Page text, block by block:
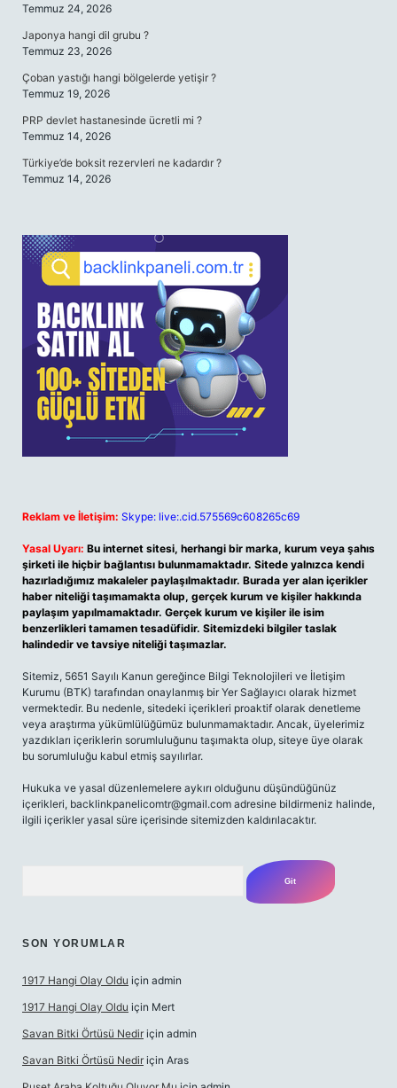
Temmuz 24, 2026
Japonya hangi dil grubu ?
Temmuz 23, 2026
Çoban yastığı hangi bölgelerde yetişir ?
Temmuz 19, 2026
PRP devlet hastanesinde ücretli mi ?
Temmuz 14, 2026
Türkiye’de boksit rezervleri ne kadardır ?
Temmuz 14, 2026
Reklam ve İletişim: Skype: live:.cid.575569c608265c69
Yasal Uyarı: Bu internet sitesi, herhangi bir marka, kurum veya şahıs
şirketi ile hiçbir bağlantısı bulunmamaktadır. Sitede yalnızca kendi
hazırladığımız makaleler paylaşılmaktadır. Burada yer alan içerikler
haber niteliği taşımamakta olup, gerçek kurum ve kişiler hakkında
paylaşım yapılmamaktadır. Gerçek kurum ve kişiler ile isim
benzerlikleri tamamen tesadüfidir. Sitemizdeki bilgiler taslak
halindedir ve tavsiye niteliği taşımazlar.
Sitemiz, 5651 Sayılı Kanun gereğince Bilgi Teknolojileri ve İletişim
Kurumu (BTK) tarafından onaylanmış bir Yer Sağlayıcı olarak hizmet
vermektedir. Bu nedenle, sitedeki içerikleri proaktif olarak denetleme
veya araştırma yükümlülüğümüz bulunmamaktadır. Ancak, üyelerimiz
yazdıkları içeriklerin sorumluluğunu taşımakta olup, siteye üye olarak
bu sorumluluğu kabul etmiş sayılırlar.
Hukuka ve yasal düzenlemelere aykırı olduğunu düşündüğünüz
içerikleri, backlinkpanelicomtr@gmail.com adresine bildirmeniz halinde,
ilgili içerikler yasal süre içerisinde sitemizden kaldırılacaktır.
SON YORUMLAR
1917 Hangi Olay Oldu için admin
1917 Hangi Olay Oldu için Mert
Savan Bitki Örtüsü Nedir için admin
Savan Bitki Örtüsü Nedir için Aras